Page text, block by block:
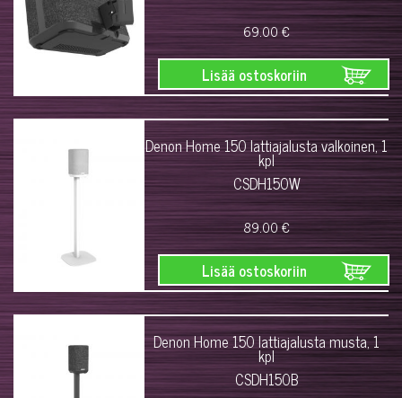
69.00 €
Lisää ostoskoriin
Denon Home 150 lattiajalusta valkoinen, 1
kpl
CSDH150W
89.00 €
Lisää ostoskoriin
Denon Home 150 lattiajalusta musta, 1
kpl
CSDH150B